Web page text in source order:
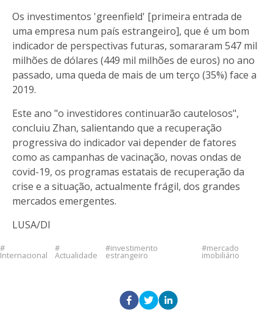
Os investimentos 'greenfield' [primeira entrada de
uma empresa num país estrangeiro], que é um bom
indicador de perspectivas futuras, somararam 547 mil
milhões de dólares (449 mil milhões de euros) no ano
passado, uma queda de mais de um terço (35%) face a
2019.
Este ano "o investidores continuarão cautelosos",
concluiu Zhan, salientando que a recuperação
progressiva do indicador vai depender de fatores
como as campanhas de vacinação, novas ondas de
covid-19, os programas estatais de recuperação da
crise e a situação, actualmente frágil, dos grandes
mercados emergentes.
LUSA/DI
Internacional Actualidade
investimento
estrangeiro
mercado
imobiliário